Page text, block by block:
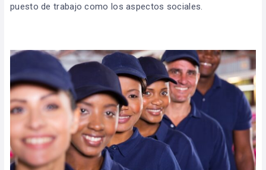
puesto de trabajo como los aspectos sociales.